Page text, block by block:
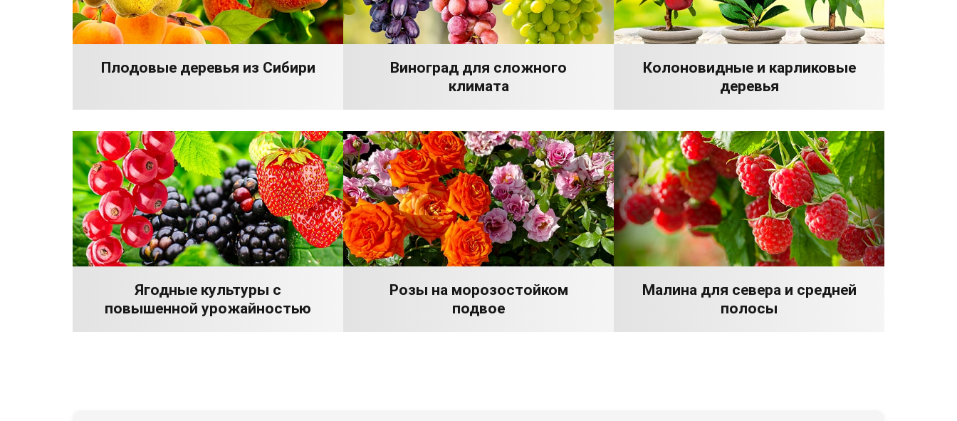
Плодовые деревья из Сибири
Виноград для сложного
климата
Колоновидные и карликовые
деревья
Ягодные культуры с
повышенной урожайностью
Розы на морозостойком
подвое
Малина для севера и средней
полосы